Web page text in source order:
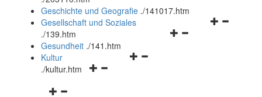
und
schließen
Geschichte und Geografie ./141017.htm
Navigationsmenü
Gesellschaft und Soziales
./139.htm
Navigationsmenü
Gesundheit ./141.htm
Navigationsmenü
Kultur
./kultur.htm
Navigationsmenü